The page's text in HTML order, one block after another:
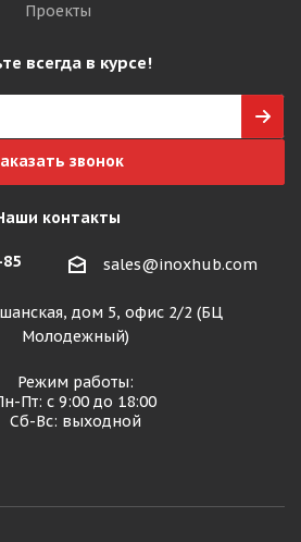
Проекты
всегда в курсе!
звонок
контакты
sales@inoxhub.com
дом 5, офис 2/2 (БЦ
Молодежный)
Режим работы:
Пт: с 9:00 до 18:00
Сб-Вс: выходной